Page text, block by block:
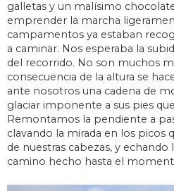
galletas y un malísimo
emprender la marcha
campamentos ya estaban
a caminar. Nos esperaba la
del recorrido. No son muchos
consecuencia de la altura se
ante nosotros una cadena de
glaciar imponente a sus pies
Remontamos la pendiente a
clavando la mirada en los picos
de nuestras cabezas, y echando
camino hecho hasta el